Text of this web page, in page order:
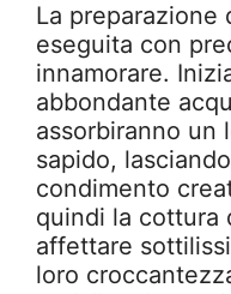
La preparazione
eseguita con
innamorare.
abbondante
assorbiranno un
sapido,
condimento
quindi la cottura
affettare
loro